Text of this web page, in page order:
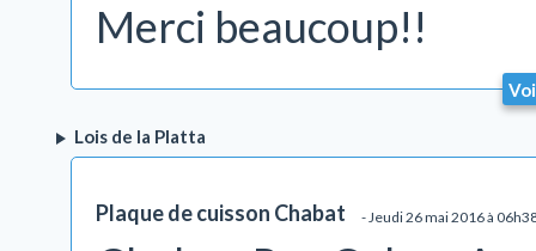
Merci beaucoup!!
Lois de la Platta
Plaque de cuisson Chabat - Jeudi 26 mai 2016 à